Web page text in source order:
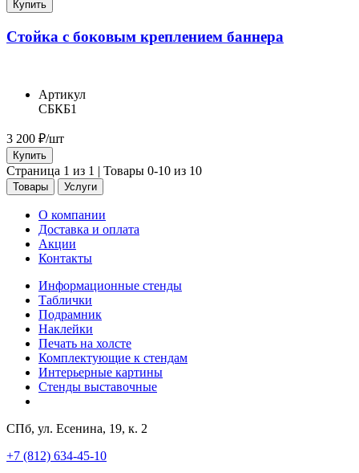
Купить
Стойка с боковым креплением баннера
Артикул
СБКБ1
3 200 ₽/шт
Купить
Страница 1 из 1 | Товары 0-10 из 10
Товары Услуги
О компании
Доставка и оплата
Акции
Контакты
Информационные стенды
Таблички
Подрамник
Наклейки
Печать на холсте
Комплектующие к стендам
Интерьерные картины
Стенды выставочные
СПб, ул. Есенина, 19, к. 2
+7 (812) 634-45-10